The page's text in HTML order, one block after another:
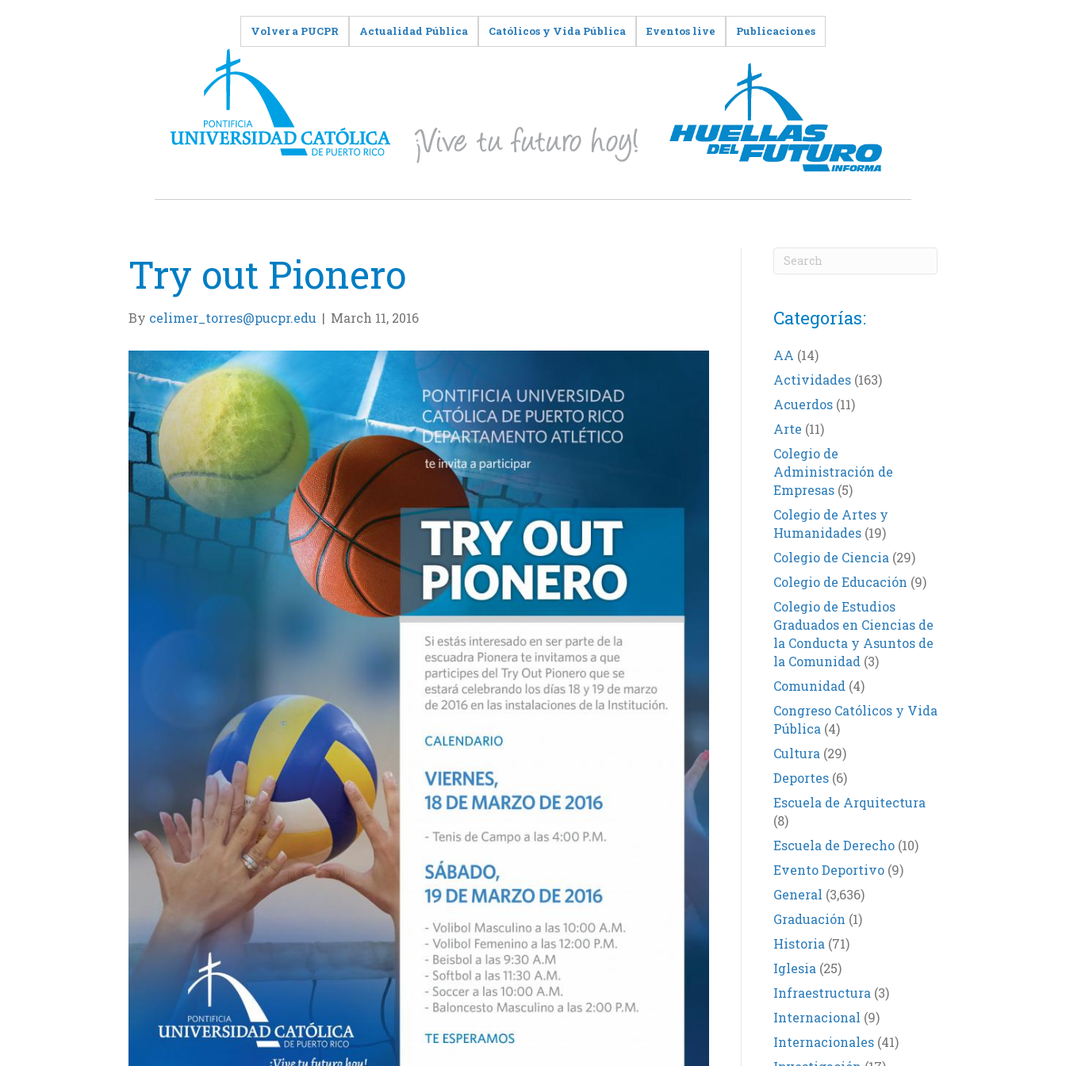
Volver a PUCPR Actualidad Pública Católicos y Vida Pública Eventos live Publicaciones
Try out Pionero
By celimer_torres@pucpr.edu | March 11, 2016 Categorías:
AA (14)
Actividades(163)
Acuerdos(11)
Arte (11)
Colegio de
Administración de
Empresas(5)
Colegio de Artes y
Humanidades(19)
Colegio de Ciencia (29)
Colegio de Educación (9)
Colegio de Estudios
Graduados en Ciencias de
la Conducta y Asuntos de
la Comunidad (3)
Comunidad (4)
Congreso Católicos y Vida
Pública (4)
Cultura (29)
Deportes(6)
Escuela de Arquitectura
(8)
Escuela de Derecho(10)
Evento Deportivo(9)
General (3,636)
Graduación (1)
Historia (71)
Iglesia (25)
Infraestructura (3)
Internacional (9)
Internacionales(41)